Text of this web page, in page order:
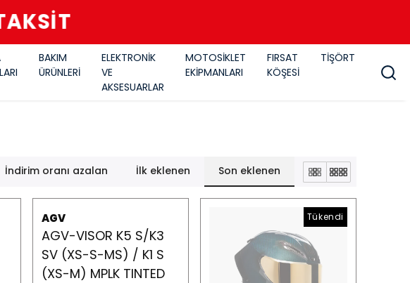
BAKIM
ÜRÜNLERİ
ELEKTRONİK
VE
AKSESUARLAR
MOTOSİKLET
EKİPMANLARI
FIRSAT
KÖŞESİ
TİŞÖRT
İndirim oranı azalan İlk eklenen Son eklenen
AGV
AGV-VISOR K5 S/K3
SV (XS-S-MS) / K1 S
(XS-M) MPLK TINTED
Tükendi